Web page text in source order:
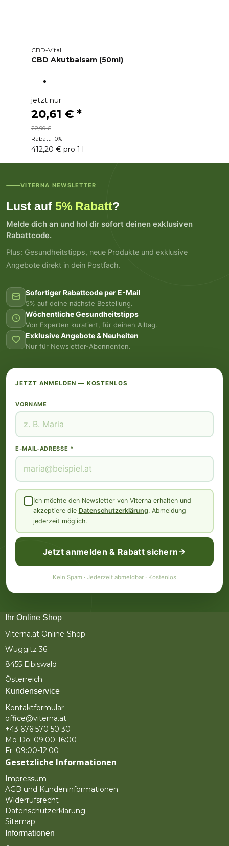
CBD-Vital
CBD Akutbalsam (50ml)
jetzt nur
20,61 € *
22,90 €
Rabatt: 10%
412,20 € pro 1 l
VITERNA NEWSLETTER
Lust auf 5% Rabatt?
Melde dich an und hol dir sofort deinen exklusiven
Rabattcode.
Plus: Gesundheitstipps, neue Produkte und exklusive
Angebote direkt in dein Postfach.
Sofortiger Rabattcode per E-Mail
5% auf deine nächste Bestellung.
Wöchentliche Gesundheitstipps
Von Experten kuratiert, für deinen Alltag.
Exklusive Angebote & Neuheiten
Nur für Newsletter-Abonnenten.
JETZT ANMELDEN — KOSTENLOS
VORNAME
E-MAIL-ADRESSE *
Ich möchte den Newsletter von Viterna erhalten und
akzeptiere die Datenschutzerklärung. Abmeldung
jederzeit möglich.
Jetzt anmelden & Rabatt sichern
Kein Spam · Jederzeit abmeldbar · Kostenlos
Ihr Online Shop
Viterna.at Online-Shop
Wuggitz 36
8455 Eibiswald
Österreich
Kundenservice
Kontaktformular
office@viterna.at
+43 676 570 50 30
Mo-Do: 09:00-16:00
Fr: 09:00-12:00
Gesetzliche Informationen
Impressum
AGB und Kundeninformationen
Widerrufsrecht
Datenschutzerklärung
Sitemap
Informationen